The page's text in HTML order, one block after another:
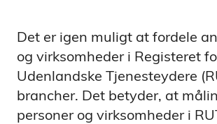
Det er igen muligt at fordele
og virksomheder i Registeret
Udenlandske Tjenesteydere
brancher. Det betyder, at
personer og virksomheder i